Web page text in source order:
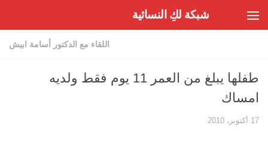
شبكة لكِ النسائية
اللقاء مع الدكتور أسامة ابيش
طفلها يبلغ من العمر 11 يوم فقط ولديه
امساك
17 أكتوبر، 2010